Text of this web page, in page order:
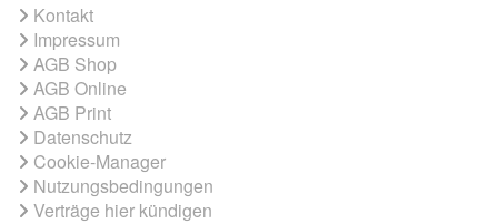
Kontakt
Impressum
AGB Shop
AGB Online
AGB Print
Datenschutz
Cookie-Manager
Nutzungsbedingungen
Verträge hier kündigen